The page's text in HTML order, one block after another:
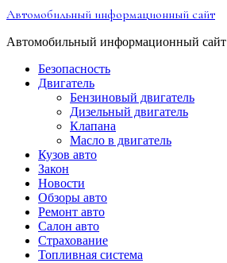
Перейти
содержимому
Автомобильный информационный сайт
Автомобильный информационный сайт
Безопасность
Двигатель
Бензиновый двигатель
Дизельный двигатель
Клапана
Масло в двигатель
Кузов авто
Закон
Новости
Обзоры авто
Ремонт авто
Салон авто
Страхование
Топливная система